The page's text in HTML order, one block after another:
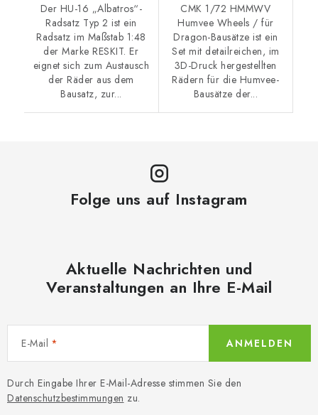
Der HU-16 „Albatros“-
Radsatz Typ 2 ist ein
Radsatz im Maßstab 1:48
der Marke RESKIT. Er
eignet sich zum Austausch
der Räder aus dem
Bausatz, zur...
CMK 1/72 HMMWV
Humvee Wheels / für
Dragon-Bausätze ist ein
Set mit detailreichen, im
3D-Druck hergestellten
Rädern für die Humvee-
Bausätze der...
Folge uns auf Instagram
Aktuelle Nachrichten und
Veranstaltungen an Ihre E-Mail
E-Mail
Durch Eingabe Ihrer E-Mail-Adresse stimmen Sie den
Datenschutzbestimmungen zu.
ANMELDEN